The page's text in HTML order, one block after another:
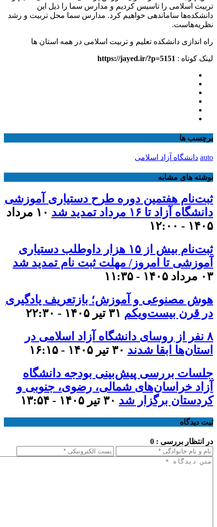
تربیت اسلامی را تاسیس کردیم و مدارس سما را ذیل این
دانشکده‌ها ساماندهی خواهیم کرد. مدارس سما محل تربیت و رشد
نظریه‌هاست.
لینک کوتاه : https://jayed.ir/?p=5151
برچسب ها
auto دانشگاه آزاد اسلامی
نوشته های مشابه
ثبت‌نام هفتمین دوره طرح دستیاری آموزشی
دانشگاه آزاد تا ۱۶ مرداد تمدید شد
۱۰ مرداد
۱۴۰۵ - ۱۲:۰۰
ثبت‌نام بیش از ۱۵ هزار داوطلب دستیاری
آموزشی تا امروز/ مهلت ثبت نام تمدید شد
۰۳ مرداد ۱۴۰۵ - ۱۱:۳۵
هوش مصنوعی و آموزش؛ بازتعریف یادگیری
در قرن بیست‌ویکم ۳۱ تیر ۱۴۰۵ - ۲۲:۳۰
۸ نفر از روسای دانشگاه آزاد اسلامی در
استان‌ها ابقا شدند ۳۰ تیر ۱۴۰۵ - ۱۶:۱۵
جلسات بررسی پیش‌بینی بودجه دانشگاه
آزاد خراسان‌های شمالی، رضوی، جنوبی و
کردستان برگزار شد ۳۰ تیر ۱۴۰۵ - ۱۳:۵۴
ثبت دیدگاه
در انتظار بررسی : 0